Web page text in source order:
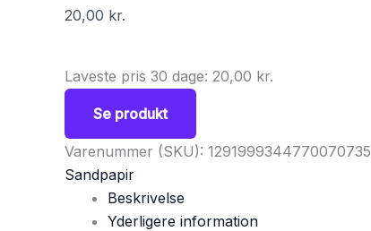
20,00 kr.
Laveste pris 30 dage: 20,00 kr.
Se produkt
Varenummer (SKU): 1291999344770070735
Sandpapir
Beskrivelse
Yderligere information